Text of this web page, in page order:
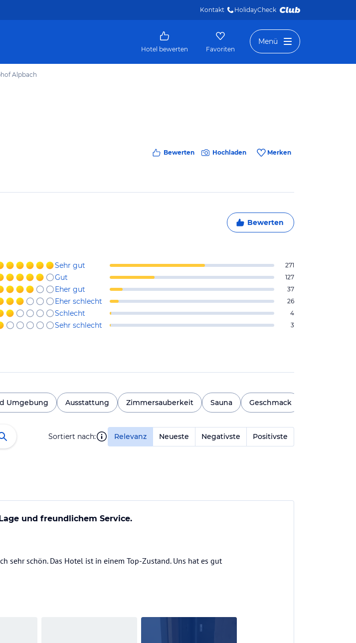
Kontakt HolidayCheck
Hotel bewerten Favoriten
Menü
Alpbach
Bewerten Hochladen Merken
Bewerten
Sehr gut 271
Gut 127
Eher gut 37
Eher schlecht 26
Schlecht 4
Sehr schlecht 3
Umgebung Ausstattung Zimmersauberkeit Sauna Geschmack
Sortiert nach: Relevanz Neueste Negativste Positivste
und freundlichem Service.
sehr schön. Das Hotel ist in einem Top-Zustand. Uns hat es gut